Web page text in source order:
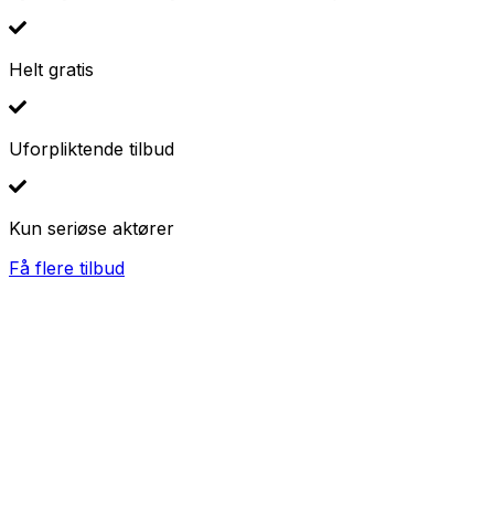
Helt gratis
Uforpliktende tilbud
Kun seriøse aktører
Få flere tilbud